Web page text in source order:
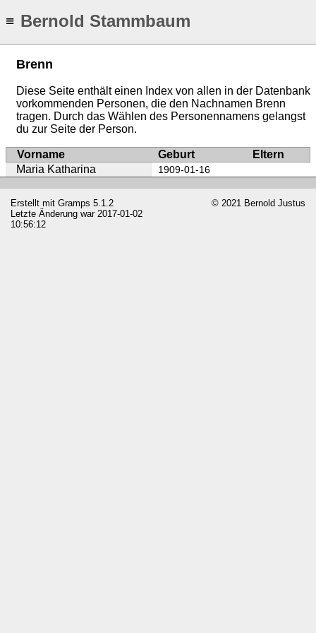
≡ Bernold Stammbaum
Brenn
Diese Seite enthält einen Index von allen in der Datenbank
vorkommenden Personen, die den Nachnamen Brenn
tragen. Durch das Wählen des Personennamens gelangst
du zur Seite der Person.
Vorname Geburt
Eltern
Maria Katharina
1909-01-16
Erstellt mit Gramps 5.1.2
Letzte Änderung war 2017-01-02
10:56:12
© 2021 Bernold Justus